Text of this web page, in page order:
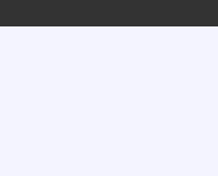
voyagent toujours aux